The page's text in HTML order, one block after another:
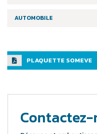
AUTOMOBILE
PLAQUETTE SOMEVE